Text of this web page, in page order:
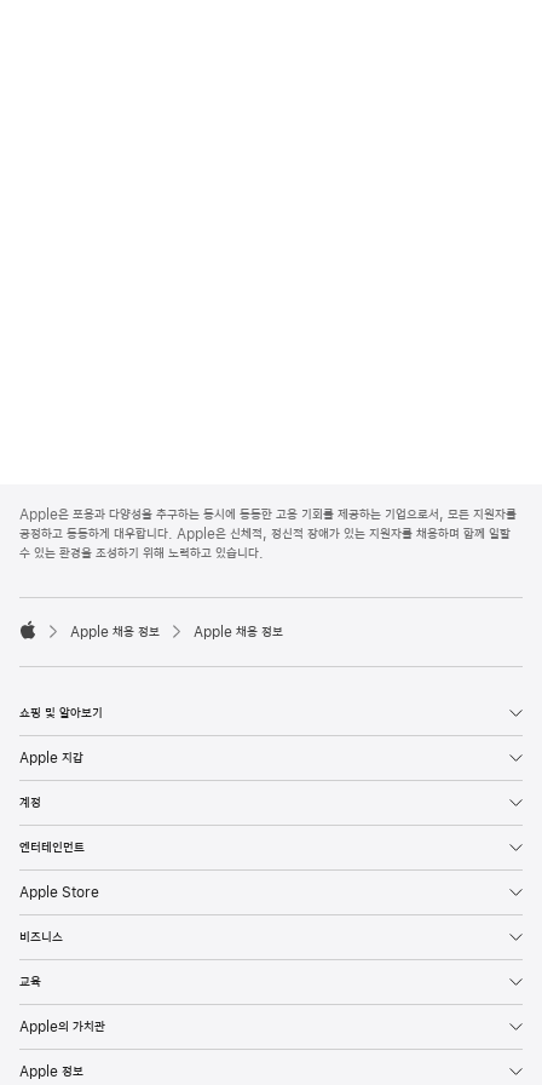
p
p
l
o
e
Apple은 포용과 다양성을 추구하는 동시에 동등한 고용 기회를 제공하는 기업으로서, 모든 지원자를
공정하고 동등하게 대우합니다. Apple은 신체적, 정신적 장애가 있는 지원자를 채용하며 함께 일할
수 있는 환경을 조성하기 위해 노력하고 있습니다.

p
l
Apple 채용 정보 Apple 채용 정보
쇼핑 및 알아보기
Apple 지갑
계정
엔터테인먼트
Apple Store
비즈니스
교육
Apple의 가치관
Apple 정보